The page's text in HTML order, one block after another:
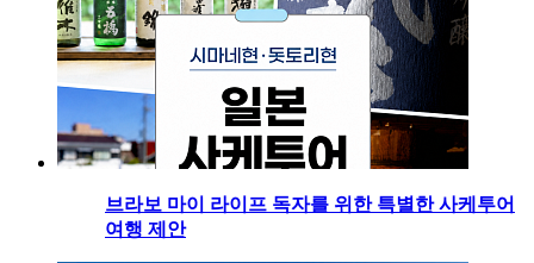
브라보 마이 라이프 독자를 위한 특별한 사케투어
여행 제안